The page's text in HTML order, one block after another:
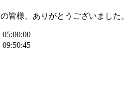
皆様、ありがとうございました。